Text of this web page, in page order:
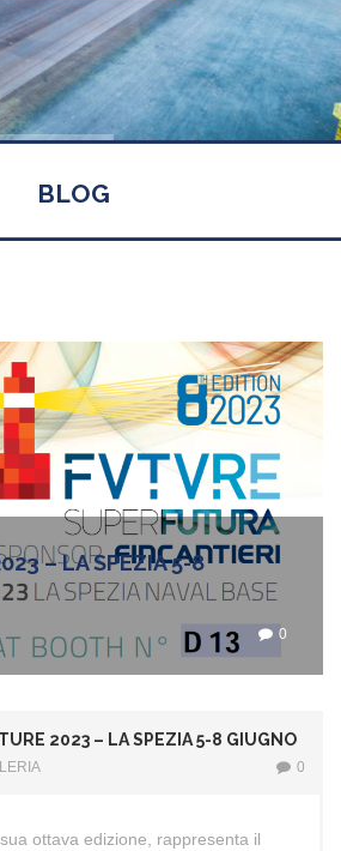
BLOG
– LA SPEZIA 5-8
0
2023 – LA SPEZIA 5-8 GIUGNO
0
ottava edizione, rappresenta il